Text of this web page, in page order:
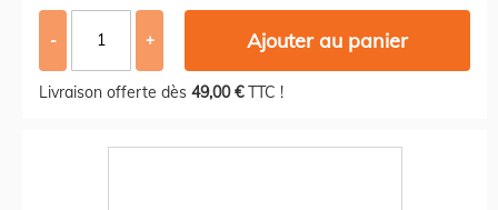
- + Ajouter au panier
Livraison offerte dès 49,00 €TTC !